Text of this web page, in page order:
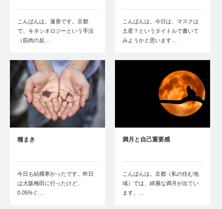
こんばんは。蓮香です。京都
で、キネシオロジーという手法
（筋肉の反…
こんばんは。今日は、マスクは
土星？というタイトルで書いて
みようかと思います…
種まき
今日も結構寒かったです。昨日
は大阪梅田に行ったけど、
0.05%ぐ…
満月と自己重要感
こんばんは。京都（私の住む地
域）では、綺麗な満月が出てい
ます。…